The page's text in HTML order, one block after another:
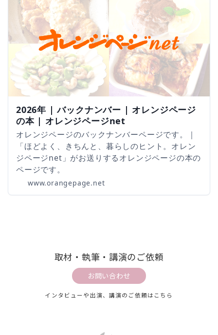
2026年 | バックナンバー | オレンジページ
の本 | オレンジページnet
オレンジページのバックナンバーページです。｜
「ほどよく、きちんと、暮らしのヒント。オレン
ジページnet」がお送りするオレンジページの本の
ページです。
www.orangepage.net
取材・執筆・講演のご依頼
お問い合わせ
インタビューや出演、講演のご依頼はこちら